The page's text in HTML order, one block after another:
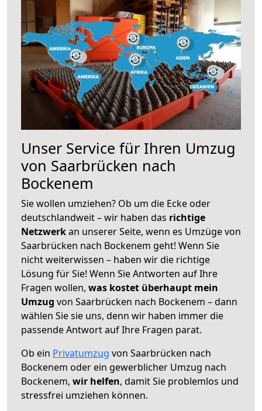
Unser Service für Ihren Umzug
von Saarbrücken nach
Bockenem
Sie wollen umziehen? Ob um die Ecke oder
deutschlandweit – wir haben das richtige
Netzwerkan unserer Seite, wenn es Umzüge von
Saarbrücken nach Bockenem geht! Wenn Sie
nicht weiterwissen – haben wir die richtige
Lösung für Sie! Wenn Sie Antworten auf Ihre
Fragen wollen, was kostet überhaupt mein
Umzug von Saarbrücken nach Bockenem – dann
wählen Sie sie uns, denn wir haben immer die
passende Antwort auf Ihre Fragen parat.
Ob ein Privatumzug von Saarbrücken nach
Bockenem oder ein gewerblicher Umzug nach
Bockenem, wir helfen, damit Sie problemlos und
stressfrei umziehen können.